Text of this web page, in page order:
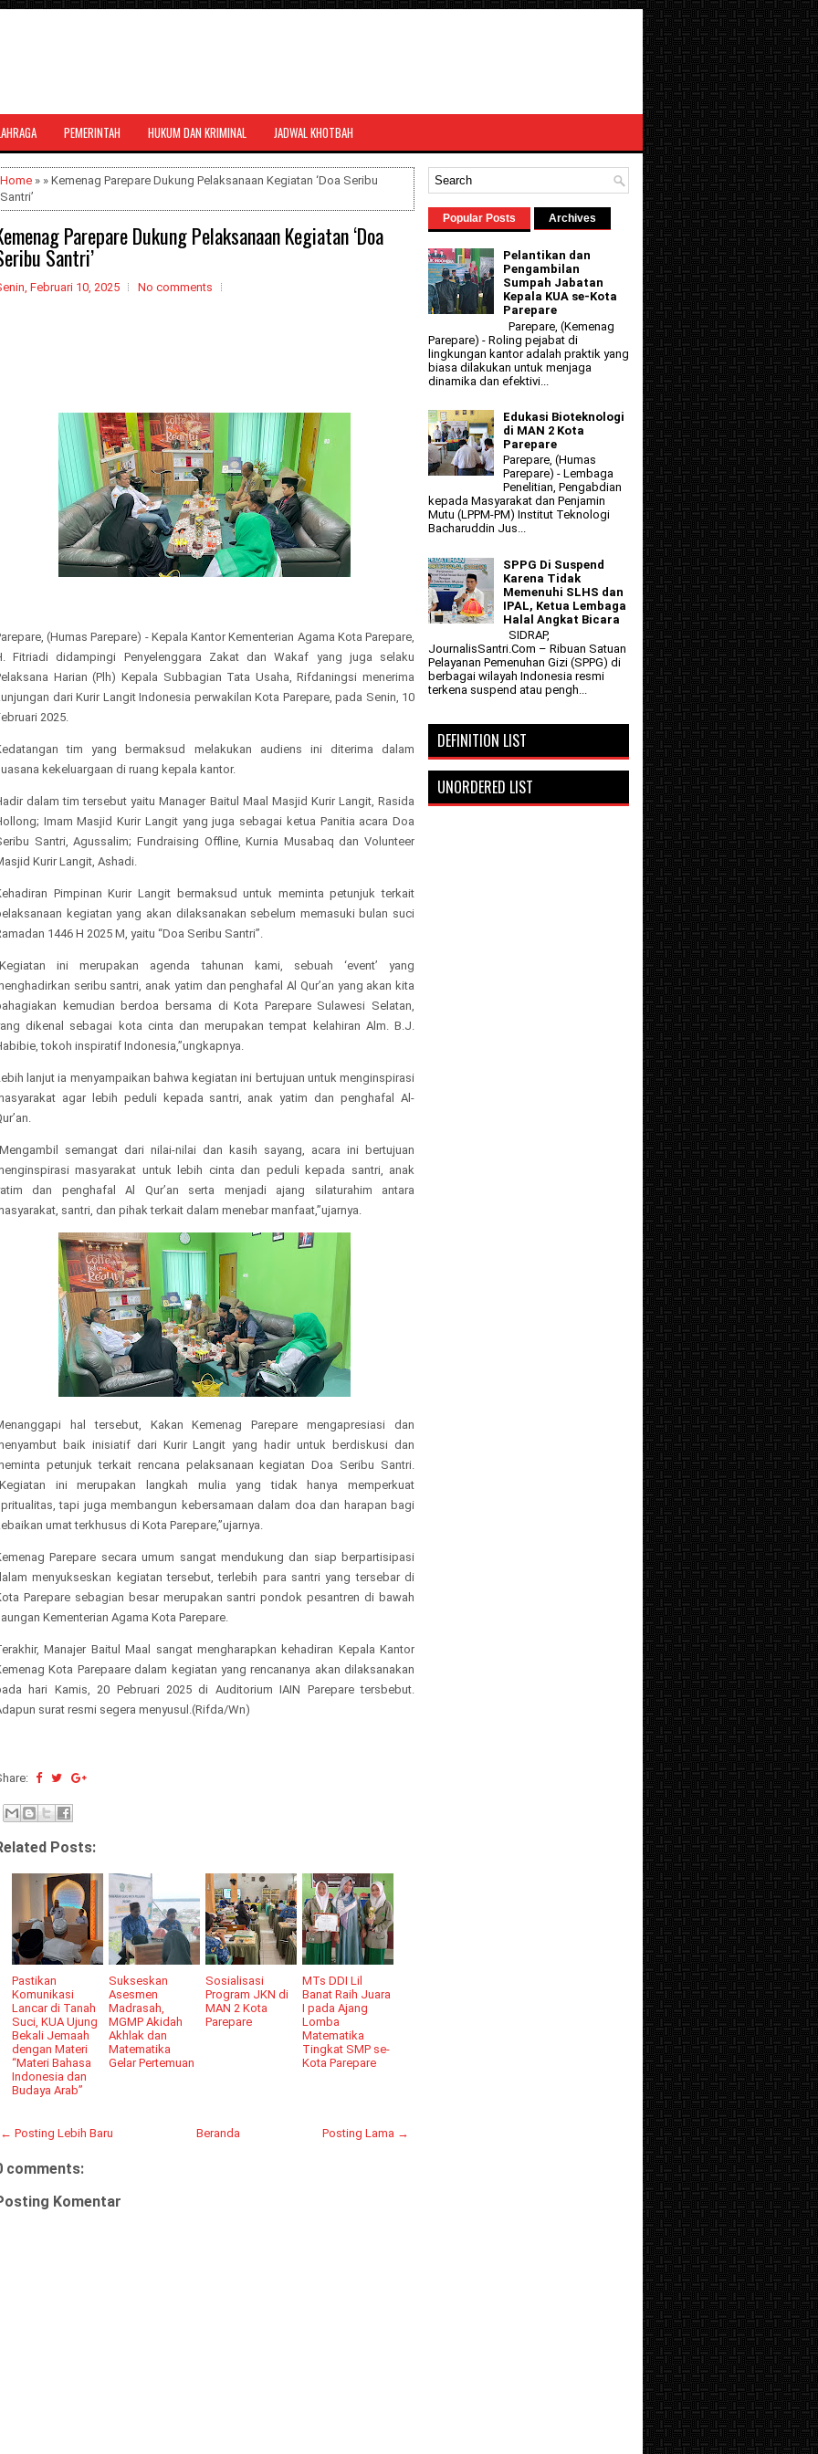
agama yang dapat
PEMERINTAH HUKUM DAN KRIMINAL JADWAL KHOTBAH
Home » » Kemenag Parepare Dukung Pelaksanaan Kegiatan ‘Doa Seribu
Santri’
Parepare Dukung Pelaksanaan Kegiatan ‘Doa
Santri’
Februari 10, 2025 No comments
(Humas Parepare) - Kepala Kantor Kementerian Agama Kota Parepare,
Fitriadi didampingi Penyelenggara Zakat dan Wakaf yang juga selaku
Harian (Plh) Kepala Subbagian Tata Usaha, Rifdaningsi menerima
dari Kurir Langit Indonesia perwakilan Kota Parepare, pada Senin, 10
2025.
tim yang bermaksud melakukan audiens ini diterima dalam
kekeluargaan di ruang kepala kantor.
dalam tim tersebut yaitu Manager Baitul Maal Masjid Kurir Langit, Rasida
Imam Masjid Kurir Langit yang juga sebagai ketua Panitia acara Doa
Santri, Agussalim; Fundraising Offline, Kurnia Musabaq dan Volunteer
Kurir Langit, Ashadi.
Pimpinan Kurir Langit bermaksud untuk meminta petunjuk terkait
kegiatan yang akan dilaksanakan sebelum memasuki bulan suci
1446 H 2025 M, yaitu “Doa Seribu Santri”.
ini merupakan agenda tahunan kami, sebuah ‘event’ yang
seribu santri, anak yatim dan penghafal Al Qur’an yang akan kita
kemudian berdoa bersama di Kota Parepare Sulawesi Selatan,
dikenal sebagai kota cinta dan merupakan tempat kelahiran Alm. B.J.
tokoh inspiratif Indonesia,”ungkapnya.
lanjut ia menyampaikan bahwa kegiatan ini bertujuan untuk menginspirasi
agar lebih peduli kepada santri, anak yatim dan penghafal Al-
semangat dari nilai-nilai dan kasih sayang, acara ini bertujuan
masyarakat untuk lebih cinta dan peduli kepada santri, anak
dan penghafal Al Qur’an serta menjadi ajang silaturahim antara
santri, dan pihak terkait dalam menebar manfaat,”ujarnya.
hal tersebut, Kakan Kemenag Parepare mengapresiasi dan
baik inisiatif dari Kurir Langit yang hadir untuk berdiskusi dan
petunjuk terkait rencana pelaksanaan kegiatan Doa Seribu Santri.
ini merupakan langkah mulia yang tidak hanya memperkuat
tapi juga membangun kebersamaan dalam doa dan harapan bagi
umat terkhusus di Kota Parepare,”ujarnya.
Parepare secara umum sangat mendukung dan siap berpartisipasi
menyukseskan kegiatan tersebut, terlebih para santri yang tersebar di
Parepare sebagian besar merupakan santri pondok pesantren di bawah
Kementerian Agama Kota Parepare.
Manajer Baitul Maal sangat mengharapkan kehadiran Kepala Kantor
Kota Parepaare dalam kegiatan yang rencananya akan dilaksanakan
hari Kamis, 20 Pebruari 2025 di Auditorium IAIN Parepare tersbebut.
surat resmi segera menyusul.(Rifda/Wn)
Posts:
Pastikan
Komunikasi
Lancar di Tanah
Suci, KUA Ujung
Bekali Jemaah
dengan Materi
“Materi Bahasa
Indonesia dan
Budaya Arab”
Sukseskan
Asesmen
Madrasah,
MGMP Akidah
Akhlak dan
Matematika
Gelar Pertemuan
Sosialisasi
Program JKN di
MAN 2 Kota
Parepare
MTs DDI Lil
Banat Raih Juara
I pada Ajang
Lomba
Matematika
Tingkat SMP se-
Kota Parepare
← Posting Lebih Baru Posting Lama →
Beranda
comments:
Komentar
Popular Posts Archives
Pelantikan dan
Pengambilan
Sumpah Jabatan
Kepala KUA se-Kota
Parepare
Parepare, (Kemenag
Parepare) - Roling pejabat di
lingkungan kantor adalah praktik yang
biasa dilakukan untuk menjaga
dinamika dan efektivi...
Edukasi Bioteknologi
di MAN 2 Kota
Parepare
Parepare, (Humas
Parepare) - Lembaga
Penelitian, Pengabdian
kepada Masyarakat dan Penjamin
Mutu (LPPM-PM) Institut Teknologi
Bacharuddin Jus...
SPPG Di Suspend
Karena Tidak
Memenuhi SLHS dan
IPAL, Ketua Lembaga
Halal Angkat Bicara
SIDRAP,
JournalisSantri.Com – Ribuan Satuan
Pelayanan Pemenuhan Gizi (SPPG) di
berbagai wilayah Indonesia resmi
terkena suspend atau pengh...
DEFINITION LIST
UNORDERED LIST